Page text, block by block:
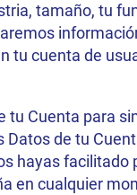
tamaño, tu
tu cuenta de
tu Cuenta para
Datos de tu
hayas
en cualquier